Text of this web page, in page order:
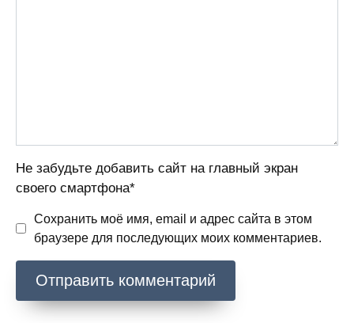
Не забудьте добавить сайт на главный экран
своего смартфона*
Сохранить моё имя, email и адрес сайта в этом
браузере для последующих моих комментариев.